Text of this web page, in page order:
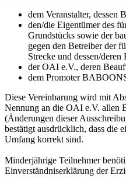
dem Veranstalter, dessen
den/die Eigentümer des
Grundstücks sowie der
gegen den Betreiber der
Strecke und dessen/
der OAI e.V., deren
dem Promoter
Diese Vereinbarung wird mit
Nennung an die OAI e.V. allen
(Änderungen dieser
bestätigt ausdrücklich, dass die
Umfang korrekt sind.
Minderjährige Teilnehmer
Einverständniserklärung der